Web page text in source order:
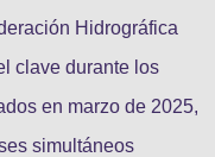
Hidrográfica
clave durante los
en marzo de 2025,
simultáneos